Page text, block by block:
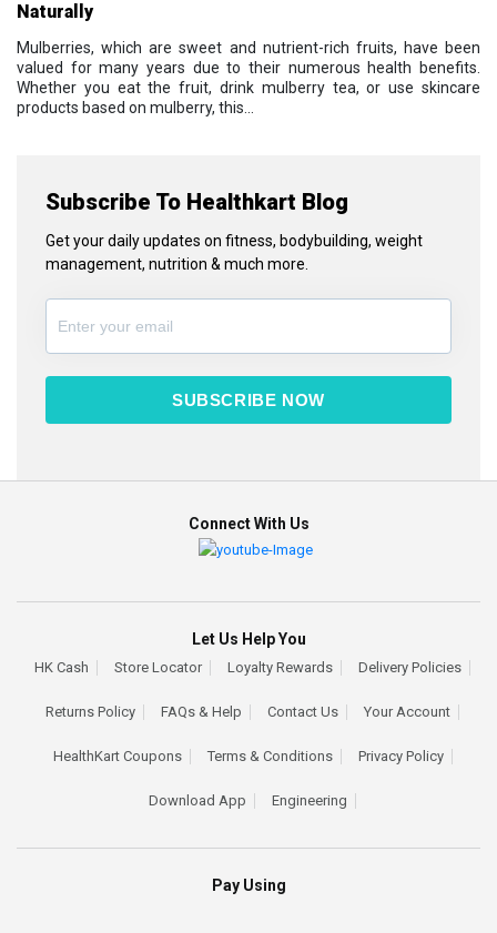
Subscribe To Healthkart Blog
Get your daily updates on fitness, bodybuilding, weight
management, nutrition & much more.
SUBSCRIBE NOW
Naturally
Mulberries, which are sweet and nutrient-rich fruits, have been
valued for many years due to their numerous health benefits.
Whether you eat the fruit, drink mulberry tea, or use skincare
products based on mulberry, this...
Pay Using
Connect With Us
Let Us Help You
HK Cash Store Locator Loyalty Rewards Delivery Policies
Returns Policy FAQs & Help Contact Us Your Account
HealthKart Coupons Terms & Conditions Privacy Policy
Download App Engineering